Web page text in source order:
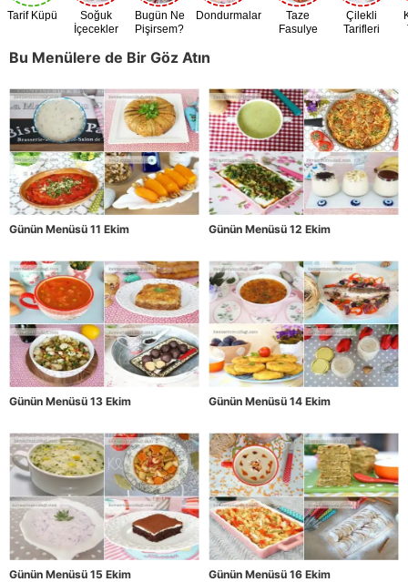
Tarif Küpü
Soğuk
İçecekler
Bugün Ne
Pişirsem?
Dondurmalar
Taze
Fasulye
Çilekli
Tarifleri
Bu Menülere de Bir Göz Atın
Günün Menüsü 11 Ekim Günün Menüsü 12 Ekim
Günün Menüsü 13 Ekim Günün Menüsü 14 Ekim
Günün Menüsü 15 Ekim Günün Menüsü 16 Ekim